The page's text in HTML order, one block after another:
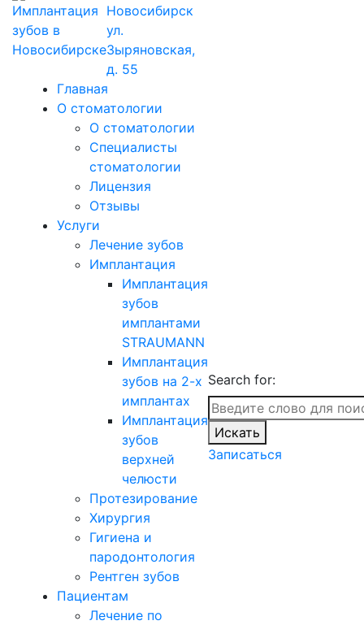
Новосибирск
ул.
Зыряновская,
д. 55
Главная
О стоматологии
О стоматологии
Специалисты
стоматологии
Лицензия
Отзывы
Услуги
Лечение зубов
Имплантация
Имплантация
зубов
имплантами
STRAUMANN
Имплантация
зубов на 2-х
имплантах
Имплантация
зубов
верхней
челюсти
Протезирование
Хирургия
Гигиена и
пародонтология
Рентген зубов
Пациентам
Лечение по
Search for:
Искать
Записаться